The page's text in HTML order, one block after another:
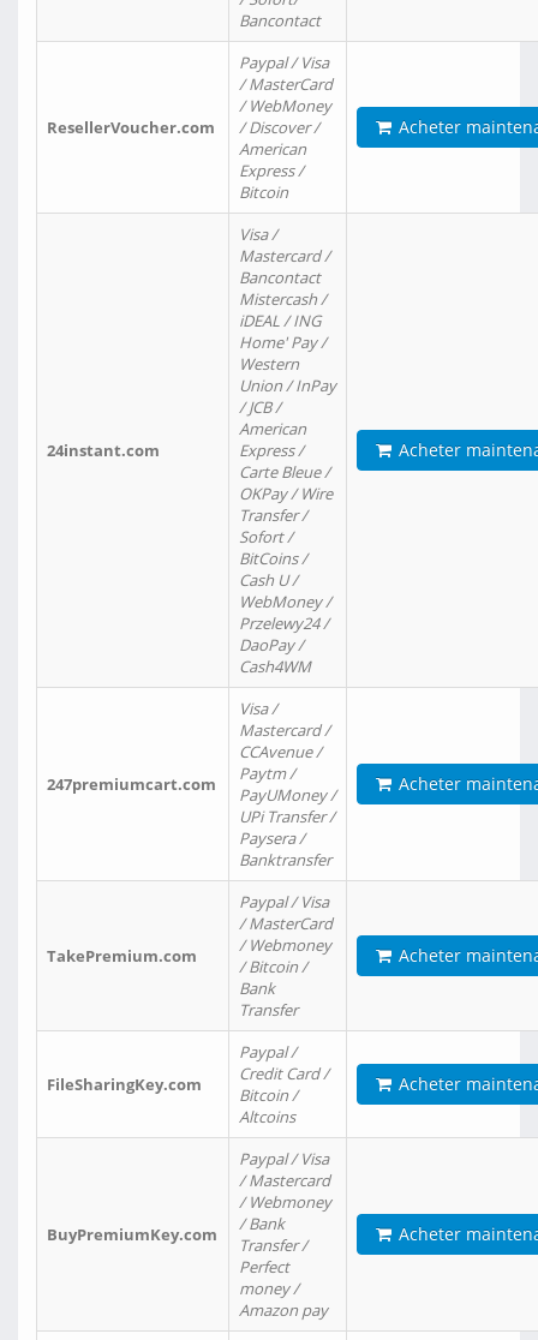
Bancontact
ResellerVoucher.com
Paypal / Visa
/ MasterCard
/ WebMoney
/ Discover /
American
Express /
Bitcoin
Acheter
24instant.com
Visa /
Mastercard /
Bancontact
Mistercash /
iDEAL / ING
Home' Pay /
Western
Union / InPay
/ JCB /
American
Express /
Carte Bleue /
OKPay / Wire
Transfer /
Sofort /
BitCoins /
Cash U /
WebMoney /
Przelewy24 /
DaoPay /
Cash4WM
Acheter
247premiumcart.com
Visa /
Mastercard /
CCAvenue /
Paytm /
PayUMoney /
UPi Transfer /
Paysera /
Banktransfer
Acheter
TakePremium.com
Paypal / Visa
/ MasterCard
/ Webmoney
/ Bitcoin /
Bank
Transfer
Acheter
FileSharingKey.com
Paypal /
Credit Card /
Bitcoin /
Altcoins
Acheter
BuyPremiumKey.com
Paypal / Visa
/ Mastercard
/ Webmoney
/ Bank
Transfer /
Perfect
money /
Amazon pay
Acheter